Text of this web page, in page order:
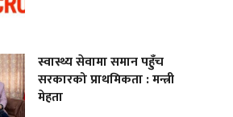
स्वास्थ्य सेवामा समान पहुँच
सरकारको प्राथमिकता : मन्त्री
मेहता